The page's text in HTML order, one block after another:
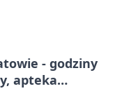
- godziny
apteka